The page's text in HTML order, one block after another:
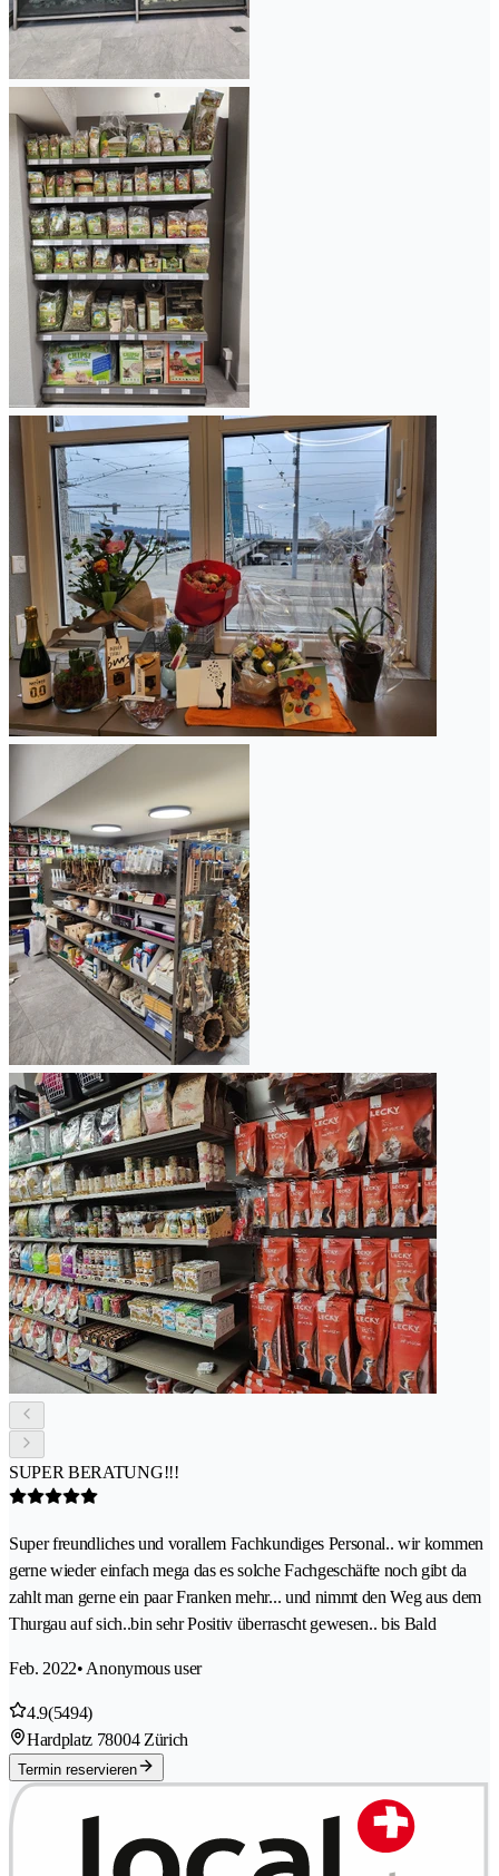
SUPER BERATUNG!!!
Super freundliches und vorallem Fachkundiges Personal.. wir kommen
gerne wieder einfach mega das es solche Fachgeschäfte noch gibt da
zahlt man gerne ein paar Franken mehr... und nimmt den Weg aus dem
Thurgau auf sich..bin sehr Positiv überrascht gewesen.. bis Bald
Feb. 2022• Anonymous user
4.9(5494)
Hardplatz 78004 Zürich
Termin reservieren